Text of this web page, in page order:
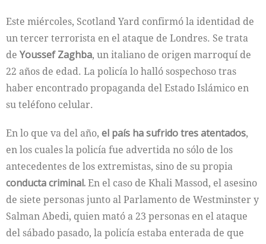
Este miércoles, Scotland Yard confirmó la identidad de
un tercer terrorista en el ataque de Londres. Se trata
de Youssef Zaghba, un italiano de origen marroquí de
22 años de edad. La policía lo halló sospechoso tras
haber encontrado propaganda del Estado Islámico en
su teléfono celular.
En lo que va del año, el país ha sufrido tres atentados,
en los cuales la policía fue advertida no sólo de los
antecedentes de los extremistas, sino de su propia
conducta criminal.En el caso de Khali Massod, el asesino
de siete personas junto al Parlamento de Westminster y
Salman Abedi, quien mató a 23 personas en el ataque
del sábado pasado, la policía estaba enterada de que